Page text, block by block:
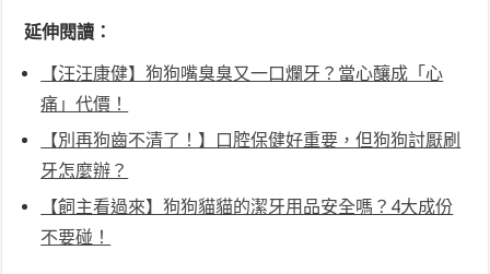
延伸閱讀：
【汪汪康健】狗狗嘴臭臭又一口爛牙？當心釀成「心
痛」代價！
【別再狗齒不清了！】口腔保健好重要，但狗狗討厭刷
牙怎麼辦？
【飼主看過來】狗狗貓貓的潔牙用品安全嗎？4大成份
不要碰！